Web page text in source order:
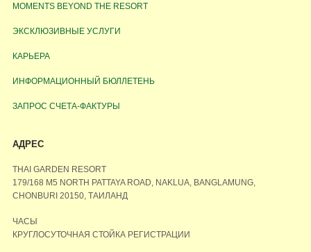
MOMENTS BEYOND THE RESORT
ЭКСКЛЮЗИВНЫЕ УСЛУГИ
КАРЬЕРА
ИНФОРМАЦИОННЫЙ БЮЛЛЕТЕНЬ
ЗАПРОС СЧЕТА-ФАКТУРЫ
АДРЕС
THAI GARDEN RESORT
179/168 M5 NORTH PATTAYA ROAD, NAKLUA, BANGLAMUNG,
CHONBURI 20150, ТАИЛАНД
ЧАСЫ
КРУГЛОСУТОЧНАЯ СТОЙКА РЕГИСТРАЦИИ